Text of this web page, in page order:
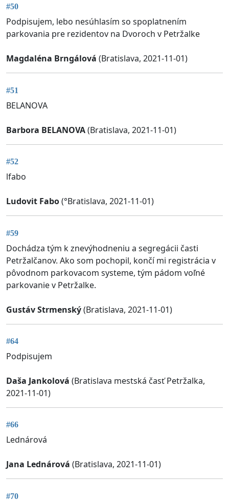
#50
Podpisujem, lebo nesúhlasím so spoplatnením
parkovania pre rezidentov na Dvoroch v Petržalke
Magdaléna Brngálová (Bratislava, 2021-11-01)
#51
BELANOVA
Barbora BELANOVA(Bratislava, 2021-11-01)
#52
lfabo
Ludovit Fabo(°Bratislava, 2021-11-01)
#59
Dochádza tým k znevýhodneniu a segregácii časti
Petržalčanov. Ako som pochopil, končí mi registrácia v
pôvodnom parkovacom systeme, tým pádom voľné
parkovanie v Petržalke.
Gustáv Strmenský(Bratislava, 2021-11-01)
#64
Podpisujem
Daša Jankolová (Bratislava mestská časť Petržalka,
2021-11-01)
#66
Lednárová
Jana Lednárová (Bratislava, 2021-11-01)
#70